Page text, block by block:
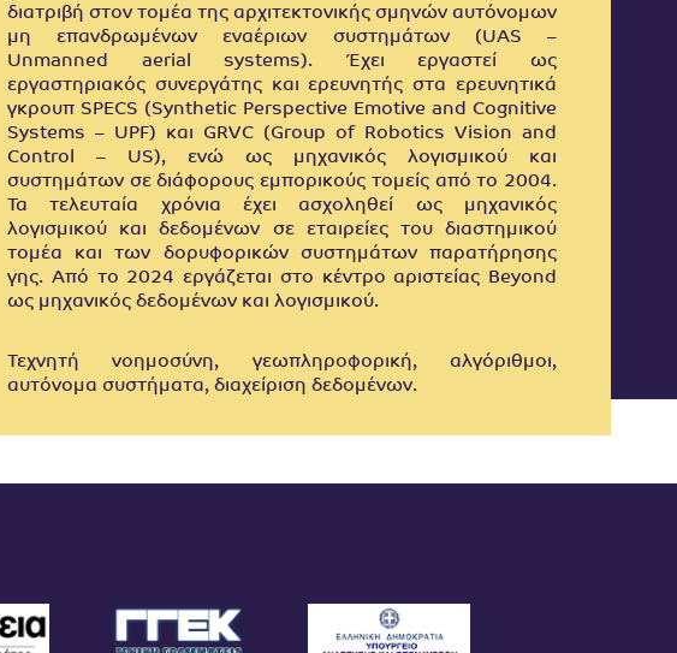
διατριβή στον τομέα της αρχιτεκτονικής σμηνών αυτόνομων
μη επανδρωμένων εναέριων συστημάτων (UAS –
Unmanned aerial systems). Έχει εργαστεί ως
εργαστηριακός συνεργάτης και ερευνητής στα ερευνητικά
γκρουπ SPECS (Synthetic Perspective Emotive and Cognitive
Systems – UPF) και GRVC (Group of Robotics Vision and
Control – US), ενώ ως μηχανικός λογισμικού και
συστημάτων σε διάφορους εμπορικούς τομείς από το 2004.
Τα τελευταία χρόνια έχει ασχοληθεί ως μηχανικός
λογισμικού και δεδομένων σε εταιρείες του διαστημικού
τομέα και των δορυφορικών συστημάτων παρατήρησης
γης. Από το 2024 εργάζεται στο κέντρο αριστείας Beyond
ως μηχανικός δεδομένων και λογισμικού.
Τεχνητή νοημοσύνη, γεωπληροφορική, αλγόριθμοι,
αυτόνομα συστήματα, διαχείριση δεδομένων.